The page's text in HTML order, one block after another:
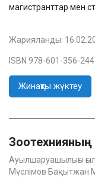
магистранттар мен
Жарияланды:
ISBN 978-601-356-
Жинақты жүктеу
Зоотехнияның
Ауылшаруашылығы
Мүслімов Бақытжан